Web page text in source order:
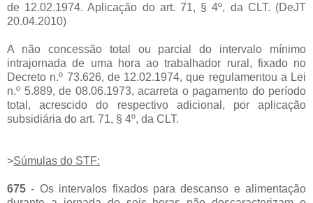
de 12.02.1974. Aplicação do art. 71, § 4º, da CLT. (DeJT
20.04.2010)
A não concessão total ou parcial do intervalo mínimo
intrajornada de uma hora ao trabalhador rural, fixado no
Decreto n.º 73.626, de 12.02.1974, que regulamentou a Lei
n.º 5.889, de 08.06.1973, acarreta o pagamento do período
total, acrescido do respectivo adicional, por aplicação
subsidiária do art. 71, § 4º, da CLT.
>Súmulas do STF:
675 - Os intervalos fixados para descanso e alimentação